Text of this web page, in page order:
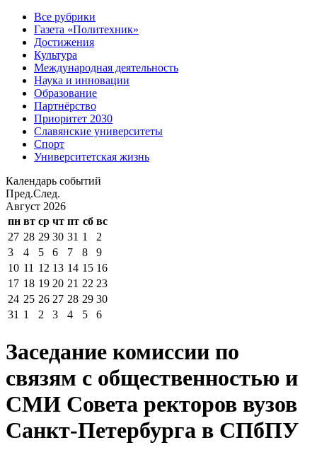
Все рубрики
Газета «Политехник»
Достижения
Культура
Международная деятельность
Наука и инновации
Образование
Партнёрство
Приоритет 2030
Славянские университеты
Спорт
Университетская жизнь
Календарь событий
Пред.След.
Август 2026
пн вт ср чт пт сб вс
27 28 29 30 31 1
2
3
4 5 6 7 8
9
10 11 12 13 14 15 16
17 18 19 20 21 22 23
24 25 26 27 28 29 30
31 1 2 3 4 5 6
Заседание комиссии по
связям с общественностью и
СМИ Совета ректоров вузов
Санкт-Петербурга в СПбПУ